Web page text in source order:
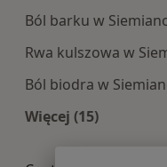
Ból barku w
Rwa kulszowa w
Ból biodra w
Więcej (15)